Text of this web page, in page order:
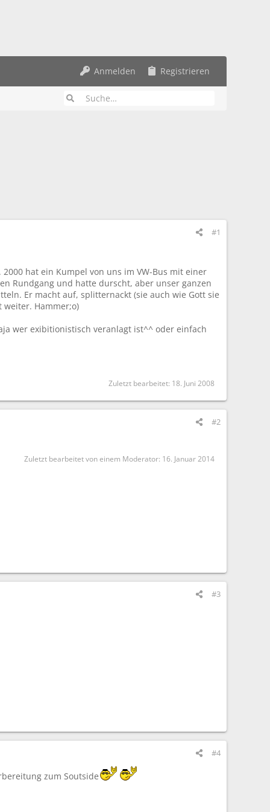
Anmelden Registrieren
#1
hat ein Kumpel von uns im VW-Bus mit einer
Rundgang und hatte durscht, aber unser ganzen
Er macht auf, splitternackt (sie auch wie Gott sie
Hammer;o)
wer exibitionistisch veranlagt ist^^ oder einfach
Zuletzt bearbeitet: 18. Juni 2008
#2
Zuletzt bearbeitet von einem Moderator: 16. Januar 2014
#3
#4
zum Soutside